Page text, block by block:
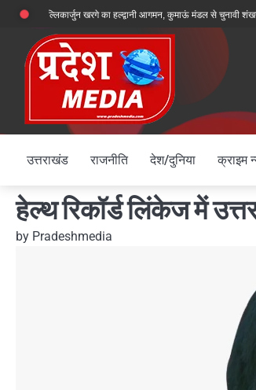
Skip
content
खरगे का हल्द्वानी आगमन, कुमाऊं मंडल से चुनावी शंखनाद
उत्तराखंड राजनीति देश/दुनिया क्राइम
हेल्थ रिकॉर्ड लिंकेज में
by Pradeshmedia